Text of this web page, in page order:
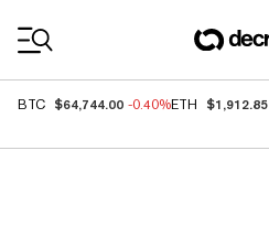
BTC $64,744.00 -0.40%ETH $1,912.85